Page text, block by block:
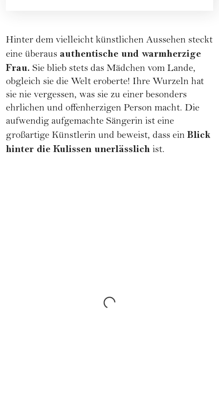
Hinter dem vielleicht künstlichen Aussehen steckt
eine überaus authentische und warmherzige
Frau. Sie blieb stets das Mädchen vom Lande,
obgleich sie die Welt eroberte! Ihre Wurzeln hat
sie nie vergessen, was sie zu einer besonders
ehrlichen und offenherzigen Person macht. Die
aufwendig aufgemachte Sängerin ist eine
großartige Künstlerin und beweist, dass ein Blick
hinter die Kulissen unerlässlich ist.